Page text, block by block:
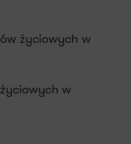
życiowych w
w